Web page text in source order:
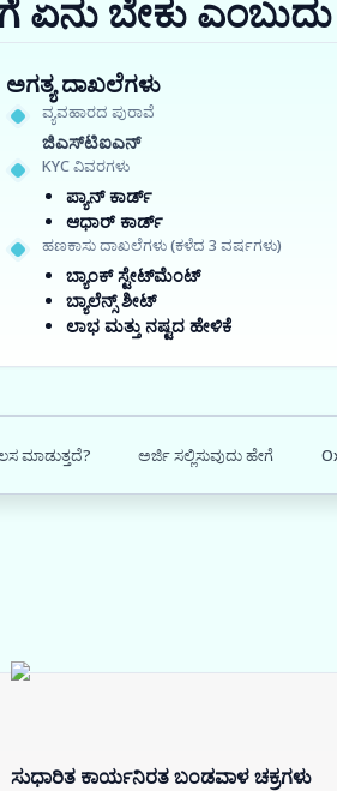
ಏನು ಬೇಕು
ಅಗತ್ಯ ದಾಖಲೆಗಳು
ವ್ಯವಹಾರದ ಪುರಾವೆ
ಜಿಎಸ್‍ಟಿಐಎನ್
KYC ವಿವರಗಳು
ಪ್ಯಾನ್ ಕಾರ್ಡ್
ಆಧಾರ್ ಕಾರ್ಡ್
ಹಣಕಾಸು ದಾಖಲೆಗಳು (ಕಳೆದ 3 ವರ್ಷಗಳು)
ಬ್ಯಾಂಕ್ ಸ್ಟೇಟ್‌ಮೆಂಟ್
ಬ್ಯಾಲೆನ್ಸ್ ಶೀಟ್
ಲಾಭ ಮತ್ತು ನಷ್ಟದ ಹೇಳಿಕೆ
ಮಾಡುತ್ತದೆ? ಅರ್ಜಿ ಸಲ್ಲಿಸುವುದು ಹೇಗೆ
ಸುಧಾರಿತ ಕಾರ್ಯನಿರತ ಬಂಡವಾಳ ಚಕ್ರಗಳು